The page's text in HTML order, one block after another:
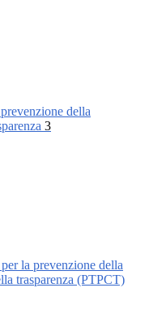
della
3
la prevenzione della
trasparenza (PTPCT)